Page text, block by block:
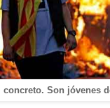
concreto. Son jóvenes